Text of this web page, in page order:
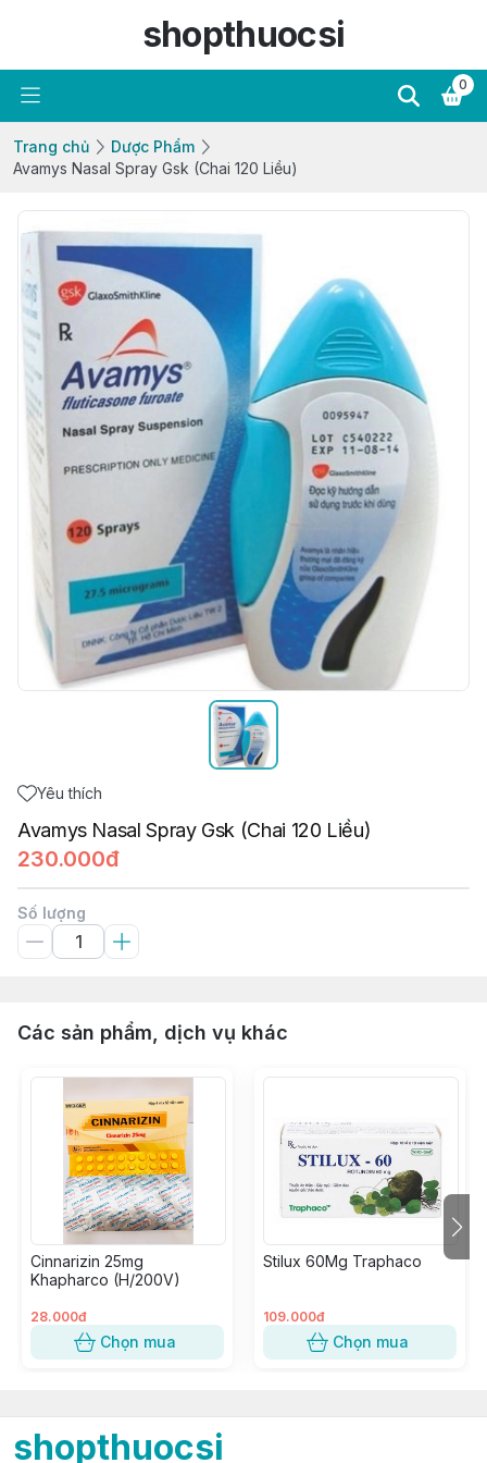
shopthuocsi
0
Trang chủ
Dược Phẩm
Avamys Nasal Spray Gsk (Chai 120 Liều)
Yêu thích
Avamys Nasal Spray Gsk (Chai 120 Liều)
230.000đ
Số lượng
Các sản phẩm, dịch vụ khác
Cinnarizin 25mg
Khapharco (H/200V)
28.000đ
Chọn mua
Stilux 60Mg Traphaco
109.000đ
Chọn mua
shopthuocsi